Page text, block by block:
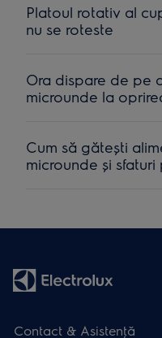
Platoul rotativ al
nu se roteste
Ora dispare de pe
microunde la
Cum să gătești
microunde și
Contact & Asistenţă